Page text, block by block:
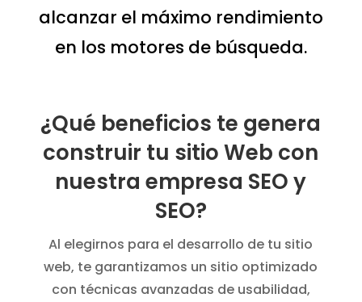
alcanzar el máximo rendimiento
en los motores de búsqueda.
¿Qué beneficios te genera
construir tu sitio Web con
nuestra empresa SEO y
SEO?
Al elegirnos para el desarrollo de tu sitio
web, te garantizamos un sitio optimizado
con técnicas avanzadas de usabilidad,